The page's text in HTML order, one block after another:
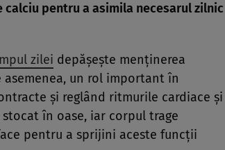
pentru a asimila necesarul zilnic
zilei depășește menținerea
un rol important în
și reglând ritmurile cardiace și
în oase, iar corpul trage
pentru a sprijini aceste funcții